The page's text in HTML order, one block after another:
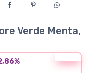
Verde Menta,